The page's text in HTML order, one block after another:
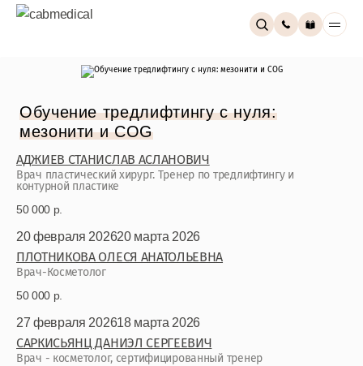
Обучение тредлифтингу с нуля:
мезонити и COG
АДЖИЕВ СТАНИСЛАВ АСЛАНОВИЧ
Врач пластический хирург. Тренер по тредлифтингу и
контурной пластике
50 000 р.
20 февраля 202620 марта 2026
ПЛОТНИКОВА ОЛЕСЯ АНАТОЛЬЕВНА
Врач-Косметолог
50 000 р.
27 февраля 202618 марта 2026
САРКИСЬЯНЦ ДАНИЭЛ СЕРГЕЕВИЧ
Врач - косметолог, сертифицированный тренер